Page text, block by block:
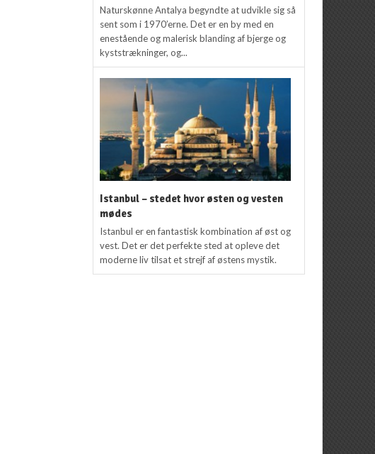
Naturskønne Antalya begyndte at udvikle sig så
sent som i 1970’erne. Det er en by med en
enestående og malerisk blanding af bjerge og
kyststrækninger, og...
Istanbul – stedet hvor østen og vesten
mødes
Istanbul er en fantastisk kombination af øst og
vest. Det er det perfekte sted at opleve det
moderne liv tilsat et strejf af østens mystik.